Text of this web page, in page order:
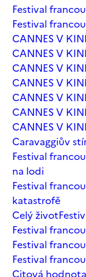
Festival
Festival
CANNES V
CANNES V
CANNES V
CANNES V
CANNES V
CANNES V
CANNES V
Caravaggiův
Festival
na lodi
Festival
katastrofě
Celý život
Festival
Festival
Festival
Citová hodnota